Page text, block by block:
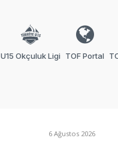
U15 Okçuluk Ligi TOF Portal
6 Ağustos 2026